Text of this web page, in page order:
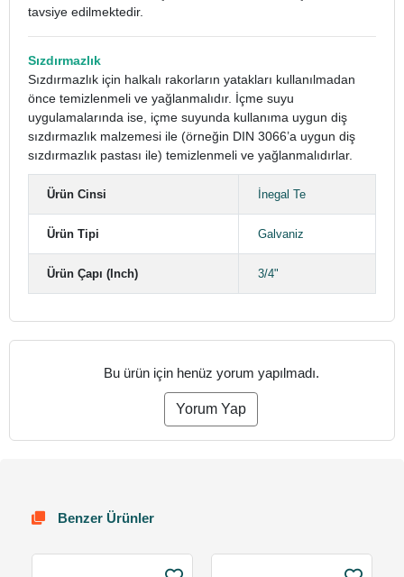
tavsiye edilmektedir.
Sızdırmazlık
Sızdırmazlık için halkalı rakorların yatakları kullanılmadan
önce temizlenmeli ve yağlanmalıdır. İçme suyu
uygulamalarında ise, içme suyunda kullanıma uygun diş
sızdırmazlık malzemesi ile (örneğin DIN 3066’a uygun diş
sızdırmazlık pastası ile) temizlenmeli ve yağlanmalıdırlar.
Ürün Cinsi İnegal Te
Ürün Tipi Galvaniz
Ürün Çapı (Inch) 3/4"
Bu ürün için henüz yorum yapılmadı.
Yorum Yap
Benzer Ürünler